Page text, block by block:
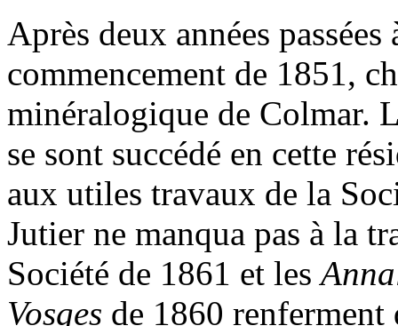
Après deux années
commencement de 1851,
minéralogique de Colmar.
se sont succédé en cette
aux utiles travaux de la
Jutier ne manqua pas à la
Société de 1861 et les
Vosges de 1860 renferment